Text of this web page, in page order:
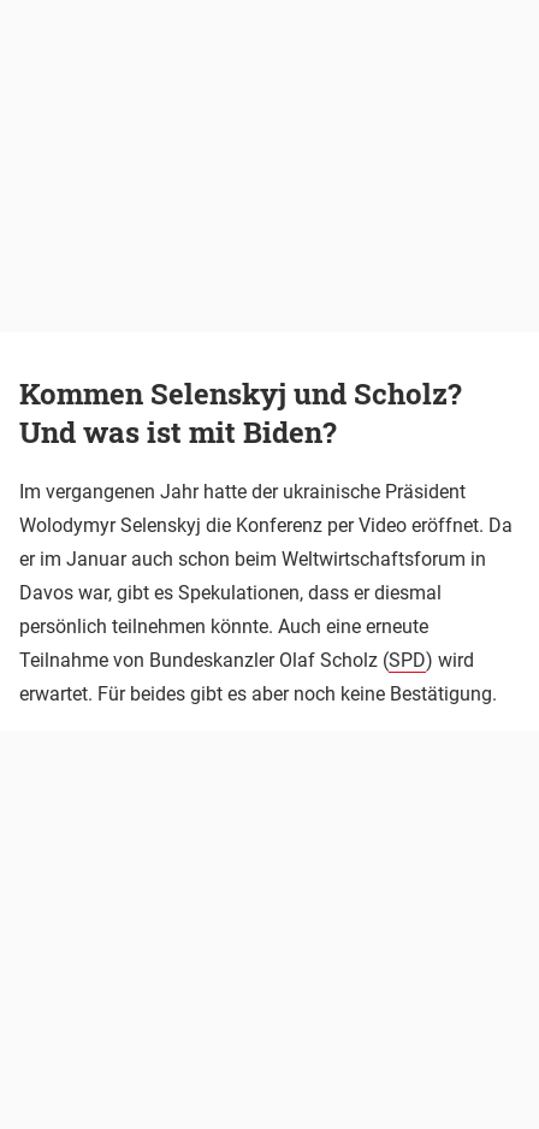
Kommen Selenskyj und Scholz?
Und was ist mit Biden?
Im vergangenen Jahr hatte der ukrainische Präsident
Wolodymyr Selenskyj die Konferenz per Video eröffnet. Da
er im Januar auch schon beim Weltwirtschaftsforum in
Davos war, gibt es Spekulationen, dass er diesmal
persönlich teilnehmen könnte. Auch eine erneute
Teilnahme von Bundeskanzler Olaf Scholz (SPD) wird
erwartet. Für beides gibt es aber noch keine Bestätigung.